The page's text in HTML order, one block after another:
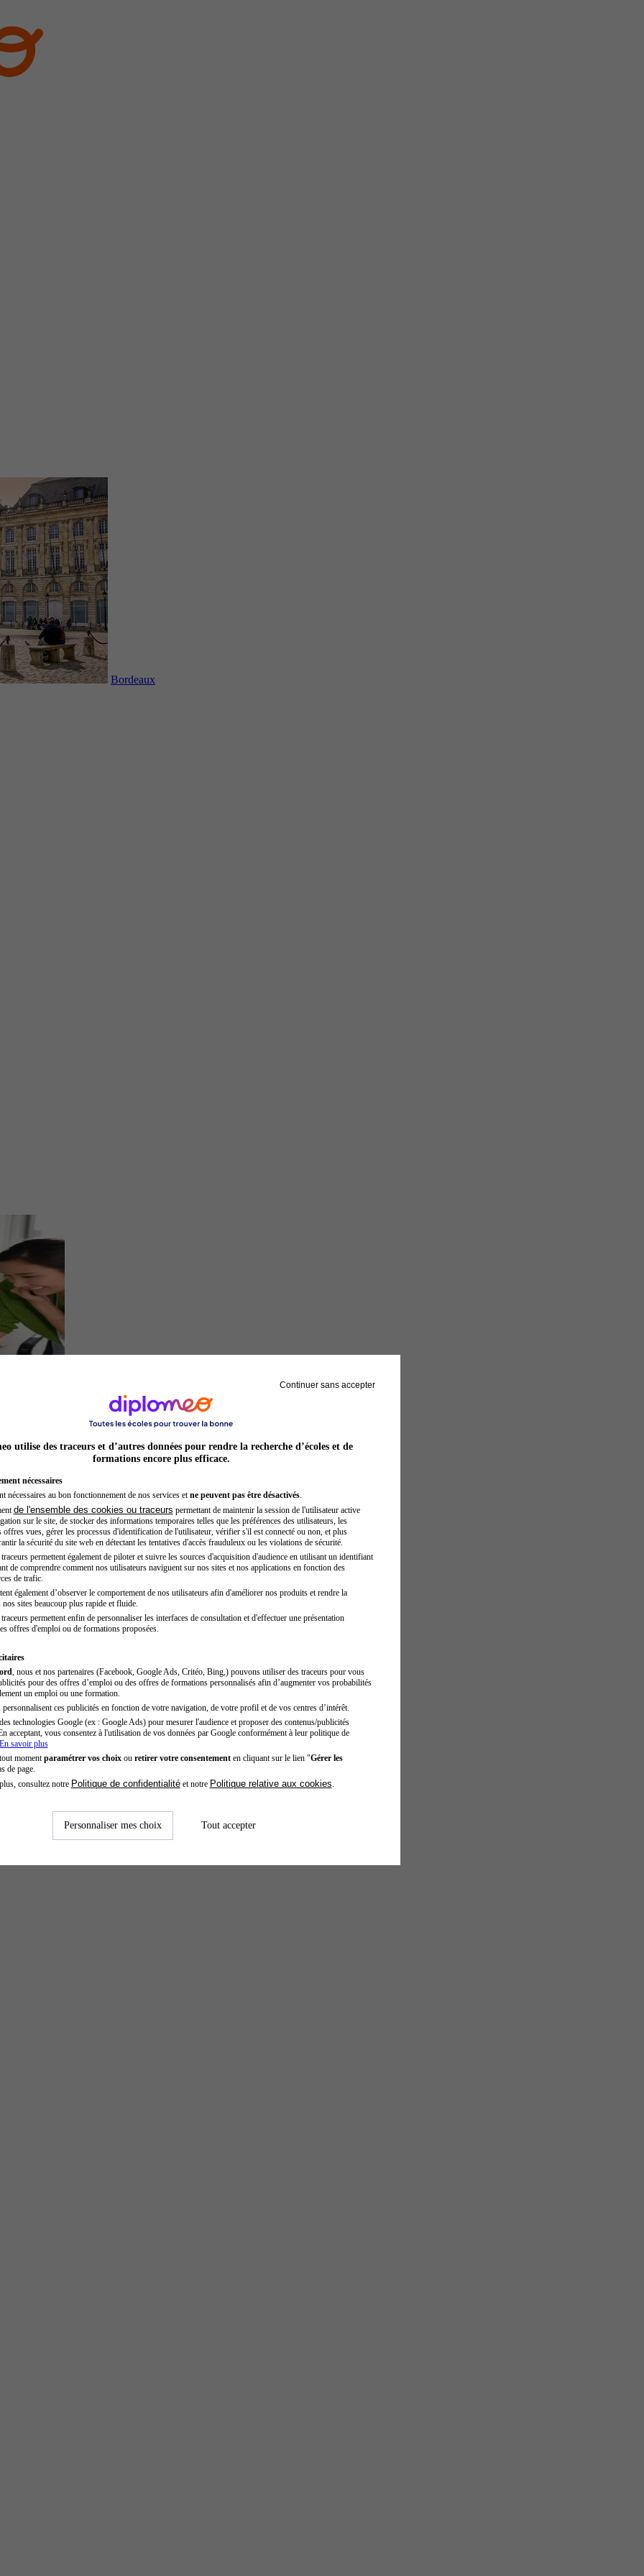
Bordeaux
Entrepreneur
Continuer sans accepter
utilise des traceurs et d’autres données pour rendre la recherche d’écoles et de
formations encore plus efficace.
nécessaires
nécessaires au bon fonctionnement de nos services et ne peuvent pas être désactivés.
de l'ensemble des cookies ou traceurs permettant de maintenir la session de l'utilisateur active
sur le site, de stocker des informations temporaires telles que les préférences des utilisateurs, les
offres vues, gérer les processus d'identification de l'utilisateur, vérifier s'il est connecté ou non, et plus
la sécurité du site web en détectant les tentatives d'accès frauduleux ou les violations de sécurité.
permettent également de piloter et suivre les sources d'acquisition d'audience en utilisant un identifiant
de comprendre comment nos utilisateurs naviguent sur nos sites et nos applications en fonction des
de trafic.
également d’observer le comportement de nos utilisateurs afin d'améliorer nos produits et rendre la
sites beaucoup plus rapide et fluide.
permettent enfin de personnaliser les interfaces de consultation et d'effectuer une présentation
offres d'emploi ou de formations proposées.
, nous et nos partenaires (Facebook, Google Ads, Critéo, Bing,) pouvons utiliser des traceurs pour vous
pour des offres d’emploi ou des offres de formations personnalisés afin d’augmenter vos probabilités
un emploi ou une formation.
ces publicités en fonction de votre navigation, de votre profil et de vos centres d’intérêt.
technologies Google (ex : Google Ads) pour mesurer l'audience et proposer des contenus/publicités
acceptant, vous consentez à l'utilisation de vos données par Google conformément à leur politique de
savoir plus
moment paramétrer vos choixou retirer votre consentementen cliquant sur le lien "Gérer les
de page.
consultez notre Politique de confidentialitéet notre Politique relative aux cookies
Personnaliser mes choix Tout accepter